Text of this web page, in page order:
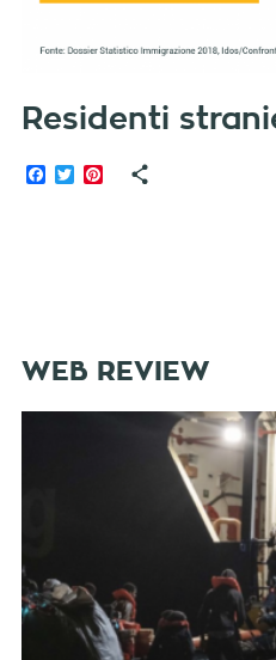
Residenti
Facebook
TwitterPinterest
WEB REVIEW